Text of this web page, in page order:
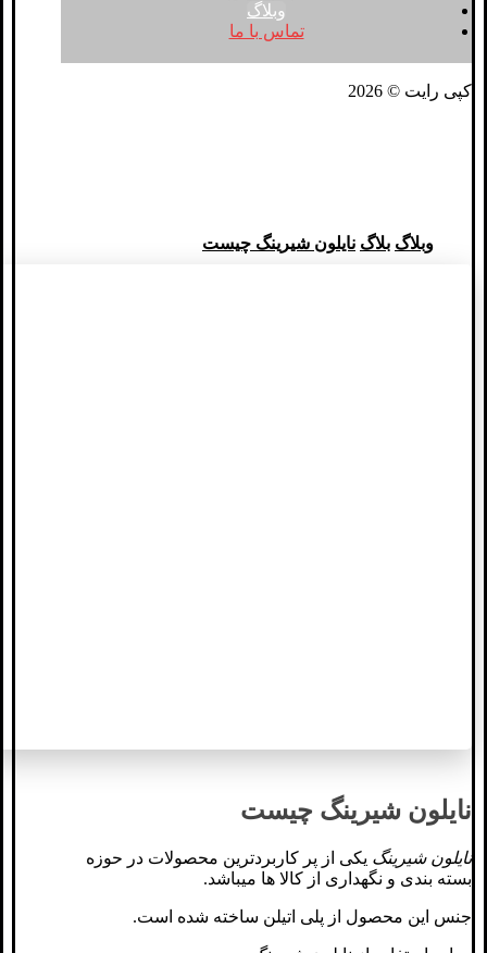
وبلاگ
تماس با ما
کپی رایت © 2026
وبلاگ بلاگ نایلون شیرینگ چیست
نایلون شیرینگ چیست
نایلون شیرینگ یکی از پر کاربردترین محصولات در حوزه
بسته بندی و نگهداری از کالا ها میباشد.
جنس این محصول از پلی اتیلن ساخته شده است.